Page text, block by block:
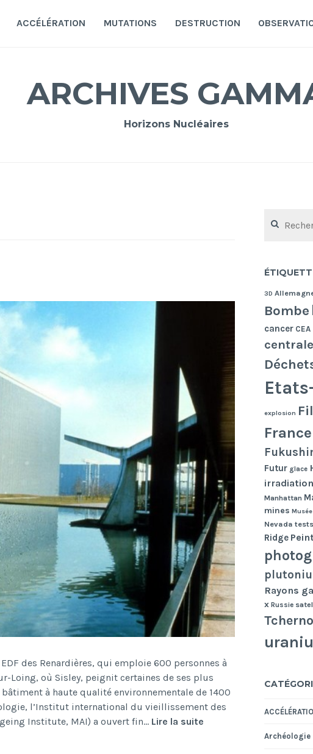
ACCÉLÉRATION MUTATIONS DESTRUCTION
ARCHIVES
Horizons Nucléaires
des Renardières, qui emploie 600 personnes à
Loing, où Sisley, peignit certaines de ses plus
à haute qualité environnementale de 1400
l’Institut international du vieillissement des
Institute, MAI) a ouvert fin… Lire la suite
3D
Bombe
cancer CEA
explosion
France
Futur glace
irradiation
Manhattan
mines Musée
Nevada
Ridge
Rayons
x Russie
Archéologie